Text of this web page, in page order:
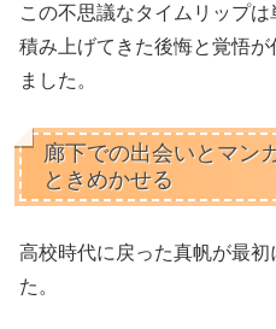
この不思議なタイムリップ
積み上げてきた後悔と覚悟
ました。
廊下での出会いとマン
ときめかせる
高校時代に戻った真帆が最初
た。